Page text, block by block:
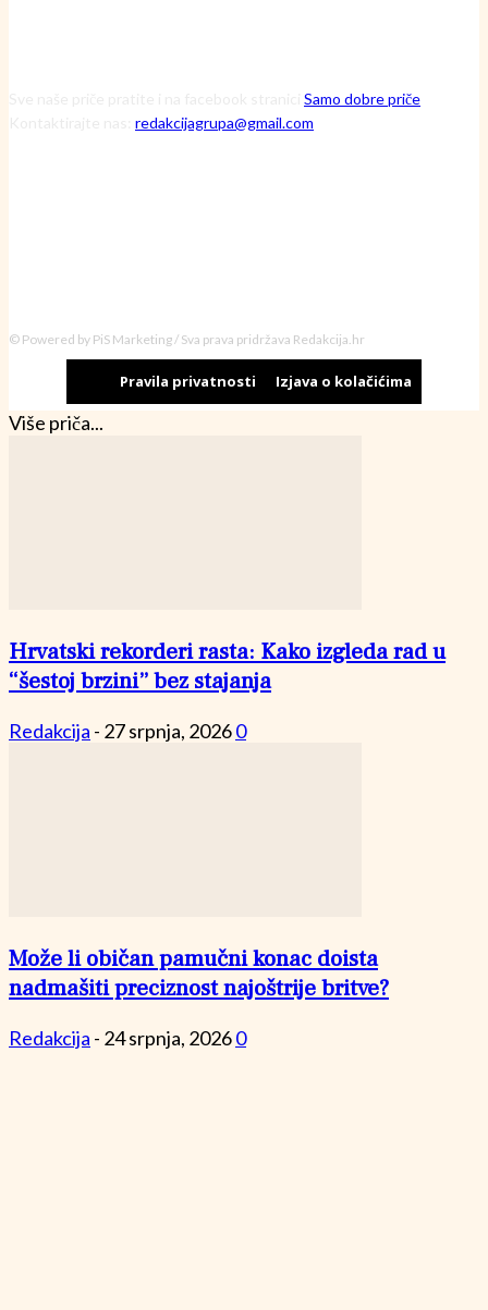
Samo dobre priče
redakcijagrupa@gmail.com
© Powered by PiS Marketing / Sva prava pridržava Redakcija.hr
Pravila privatnosti Izjava o kolačićima
Više priča...
Hrvatski rekorderi rasta: Kako izgleda rad u
“šestoj brzini” bez stajanja
Redakcija - 27 srpnja, 20260
Može li običan pamučni konac doista
nadmašiti preciznost najoštrije britve?
Redakcija - 24 srpnja, 20260